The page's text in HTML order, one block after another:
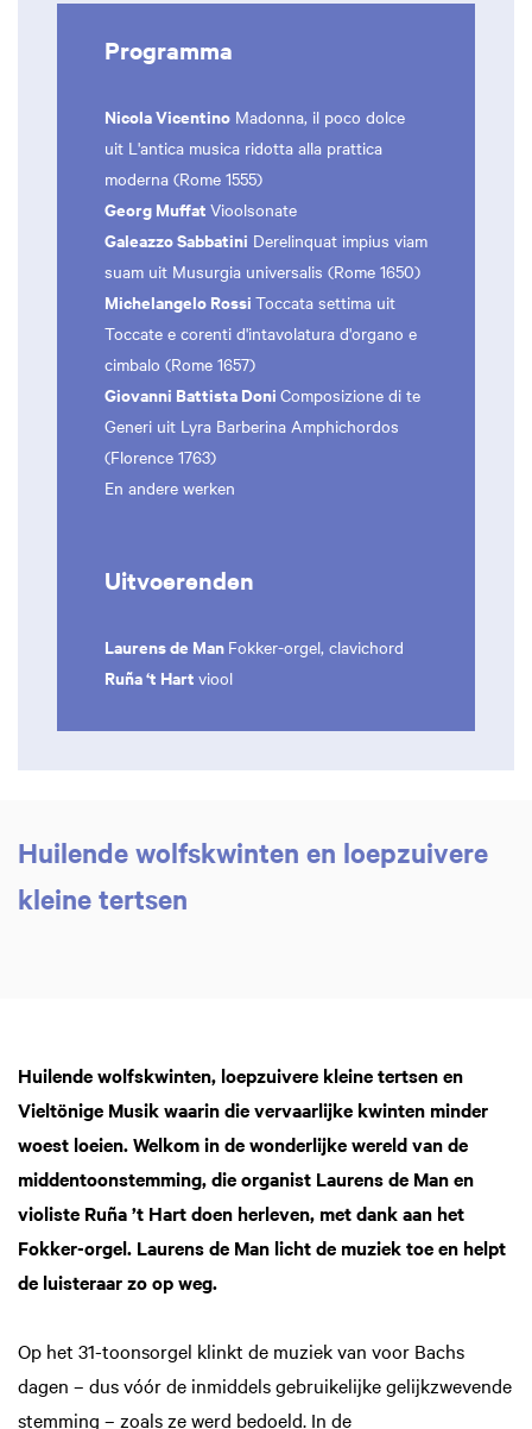
Programma
Nicola Vicentino Madonna, il poco dolce
uit L'antica musica ridotta alla prattica
moderna (Rome 1555)
Georg Muffat Vioolsonate
Galeazzo Sabbatini Derelinquat impius viam
suam uit Musurgia universalis (Rome 1650)
Michelangelo Rossi Toccata settima uit
Toccate e corenti d'intavolatura d'organo e
cimbalo (Rome 1657)
Giovanni Battista Doni Composizione di te
Generi uit Lyra Barberina Amphichordos
(Florence 1763)
En andere werken
Uitvoerenden
Laurens de Man Fokker-orgel, clavichord
Ruña ‘t Hart viool
Huilende wolfskwinten en loepzuivere
kleine tertsen
Huilende wolfskwinten, loepzuivere kleine tertsen en
Vieltönige Musik waarin die vervaarlijke kwinten minder
woest loeien. Welkom in de wonderlijke wereld van de
middentoonstemming, die organist Laurens de Man en
violiste Ruña ’t Hart doen herleven, met dank aan het
Fokker-orgel. Laurens de Man licht de muziek toe en helpt
de luisteraar zo op weg.
Op het 31-toonsorgel klinkt de muziek van voor Bachs
dagen – dus vóór de inmiddels gebruikelijke gelijkzwevende
stemming – zoals ze werd bedoeld. In de